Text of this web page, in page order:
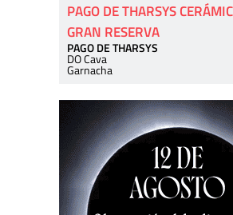
PAGO DE THARSYS
GRAN RESERVA
PAGO DE THARSYS
DO Cava
Garnacha